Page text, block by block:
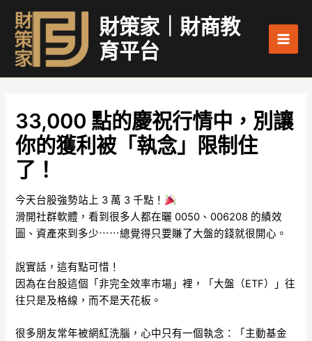
內
財策家｜財商教
育平台
33,000 點的慶祝行情中，別讓
你的獲利被「執念」限制住
了！
今天台股強勢站上 3 萬 3 千點！
滑開社群軟體，看到很多人都在曬 0050、006208 的績效
圖、資產來到多少⋯⋯總覺得只要賺了大盤的錢就很開心。
說實話，這有點可惜！
因為在台股這個「非完全效率市場」裡，「大盤（ETF）」往
往只是及格線，而不是天花板。
很多朋友常年被網紅洗腦，心中只有一個執念：「主動基金